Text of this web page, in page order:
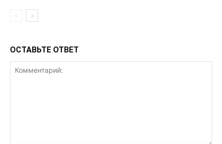
ОСТАВЬТЕ ОТВЕТ